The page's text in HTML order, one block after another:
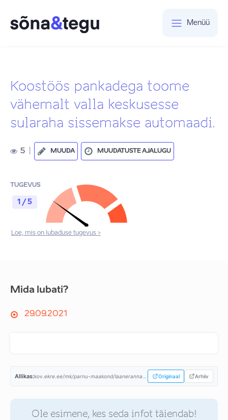
Menüü
Koostöös pankadega toome
vähemalt valla keskusesse
sularaha sissemakse automaadi.
5 MUUDA MUUDATUSTE AJALUGU
TUGEVUS
1 / 5
Loe, mis on lubaduse tugevus >
Mida lubati?
29.09.2021
Allikas: Originaal Arhiiv
Ole esimene, kes seda infot täiendab!